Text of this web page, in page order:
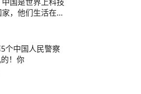
，他们生活在
5个中国人民警察
的！你